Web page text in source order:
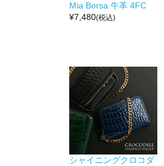
Mia Borsa 牛革 4FC
¥7,480(税込)
シャイニングクロコダ